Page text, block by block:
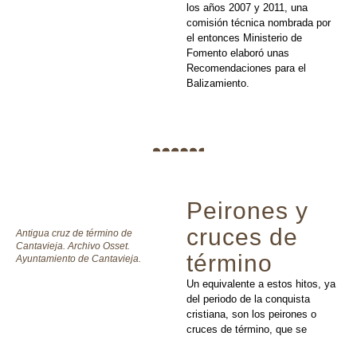
los años 2007 y 2011, una
comisión técnica nombrada por
el entonces Ministerio de
Fomento elaboró unas
Recomendaciones para el
Balizamiento.
Antigua cruz de término de
Cantavieja. Archivo Osset.
Ayuntamiento de Cantavieja.
Peirones y
cruces de
término
Un equivalente a estos hitos, ya
del periodo de la conquista
cristiana, son los peirones o
cruces de término, que se